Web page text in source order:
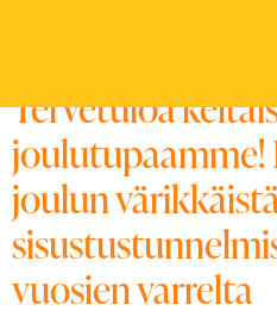
Tervetuloa
joulun
vuosien varrelta